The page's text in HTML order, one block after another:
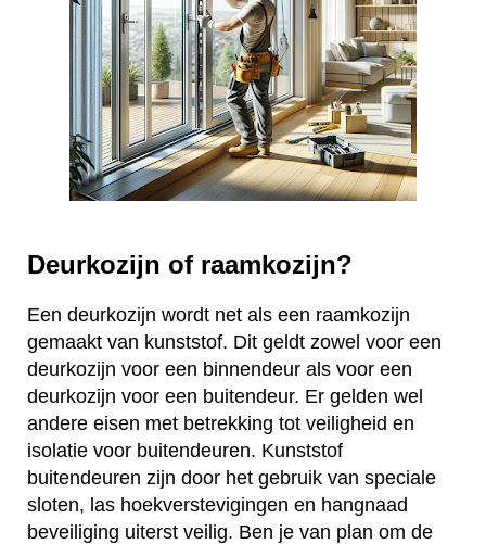
Deurkozijn of raamkozijn?
Een deurkozijn wordt net als een raamkozijn
gemaakt van kunststof. Dit geldt zowel voor een
deurkozijn voor een binnendeur als voor een
deurkozijn voor een buitendeur. Er gelden wel
andere eisen met betrekking tot veiligheid en
isolatie voor buitendeuren. Kunststof
buitendeuren zijn door het gebruik van speciale
sloten, las hoekverstevigingen en hangnaad
beveiliging uiterst veilig. Ben je van plan om de